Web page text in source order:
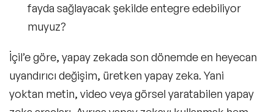
fayda sağlayacak şekilde entegre edebiliyor
muyuz?
İçil’e göre, yapay zekada son dönemde en heyecan
uyandırıcı değişim, üretken yapay zeka. Yani
yoktan metin, video veya görsel yaratabilen yapay